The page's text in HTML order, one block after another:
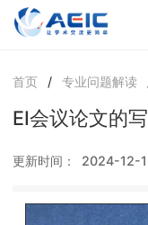
首页 / 专业问题解读
EI会议论文的
更新时间： 2024-12-